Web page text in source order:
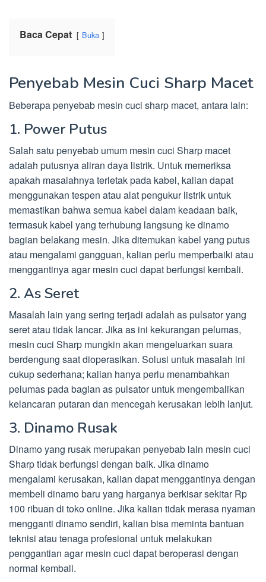
Baca Cepat Buka
Penyebab Mesin Cuci Sharp Macet
Beberapa penyebab mesin cuci sharp macet, antara lain:
1. Power Putus
Salah satu penyebab umum mesin cuci Sharp macet
adalah putusnya aliran daya listrik. Untuk memeriksa
apakah masalahnya terletak pada kabel, kalian dapat
menggunakan tespen atau alat pengukur listrik untuk
memastikan bahwa semua kabel dalam keadaan baik,
termasuk kabel yang terhubung langsung ke dinamo
bagian belakang mesin. Jika ditemukan kabel yang putus
atau mengalami gangguan, kalian perlu memperbaiki atau
menggantinya agar mesin cuci dapat berfungsi kembali.
2. As Seret
Masalah lain yang sering terjadi adalah as pulsator yang
seret atau tidak lancar. Jika as ini kekurangan pelumas,
mesin cuci Sharp mungkin akan mengeluarkan suara
berdengung saat dioperasikan. Solusi untuk masalah ini
cukup sederhana; kalian hanya perlu menambahkan
pelumas pada bagian as pulsator untuk mengembalikan
kelancaran putaran dan mencegah kerusakan lebih lanjut.
3. Dinamo Rusak
Dinamo yang rusak merupakan penyebab lain mesin cuci
Sharp tidak berfungsi dengan baik. Jika dinamo
mengalami kerusakan, kalian dapat menggantinya dengan
membeli dinamo baru yang harganya berkisar sekitar Rp
100 ribuan di toko online. Jika kalian tidak merasa nyaman
mengganti dinamo sendiri, kalian bisa meminta bantuan
teknisi atau tenaga profesional untuk melakukan
penggantian agar mesin cuci dapat beroperasi dengan
normal kembali.